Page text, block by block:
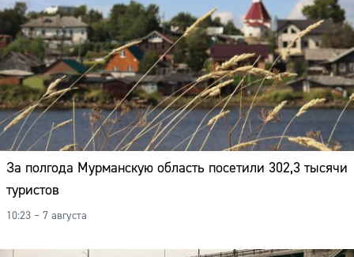
За полгода Мурманскую область посетили 302,3 тысячи
туристов
10:23 – 7 августа